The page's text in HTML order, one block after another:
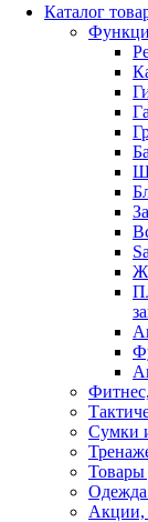
Каталог
Сумки
Товары
Одежда
Акции,